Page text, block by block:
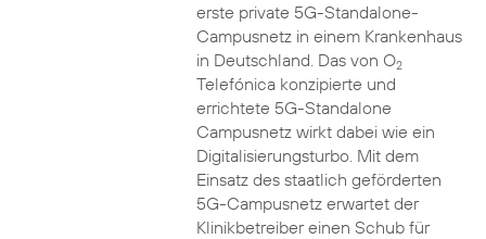
erste private 5G-Standalone-
Campusnetz in einem Krankenhaus
in Deutschland. Das von O2
Telefónica konzipierte und
errichtete 5G-Standalone
Campusnetz wirkt dabei wie ein
Digitalisierungsturbo. Mit dem
Einsatz des staatlich geförderten
5G-Campusnetz erwartet der
Klinikbetreiber einen Schub für